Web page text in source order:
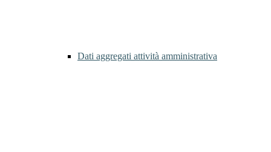
Dati aggregati attività amministrativa